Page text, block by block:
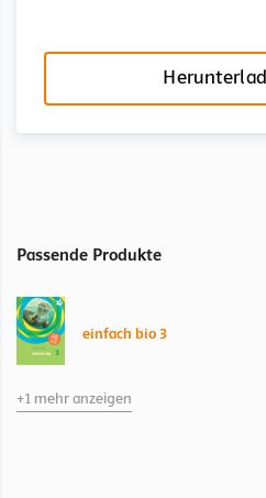
Passende Produkte
einfach bio 3
einfach bio 3
+1 mehr anzeigen